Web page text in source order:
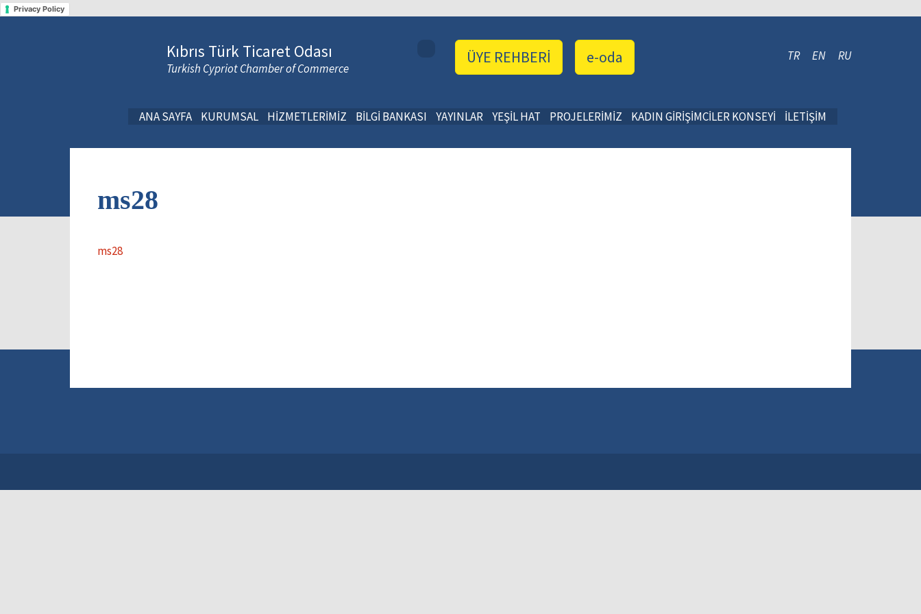
Privacy Policy
Kıbrıs Türk Ticaret Odası
Turkish Cypriot Chamber of Commerce
TR EN RU
e-oda
ÜYE REHBERİ
ANA SAYFA KURUMSAL HİZMETLERİMİZ BİLGİ BANKASI YAYINLAR YEŞİL HAT PROJELERİMİZ KADIN GİRİŞİMCİLER KONSEYİ İLETİŞİM
ms28
ms28